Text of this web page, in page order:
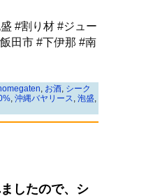
#割り材 #ジュー
田市 #下伊那 #南
, お酒, シーク
, 沖縄バヤリース, 泡盛,
したので、シ